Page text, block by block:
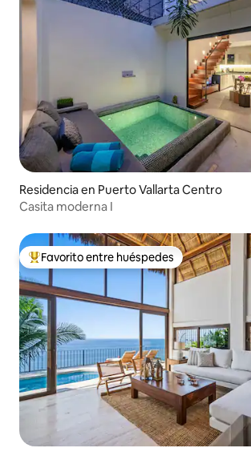
Residencia en Puerto Vallarta Centro
Casita moderna I
De los mejores en Favorito entre huéspedes
Favorito entre huéspedes